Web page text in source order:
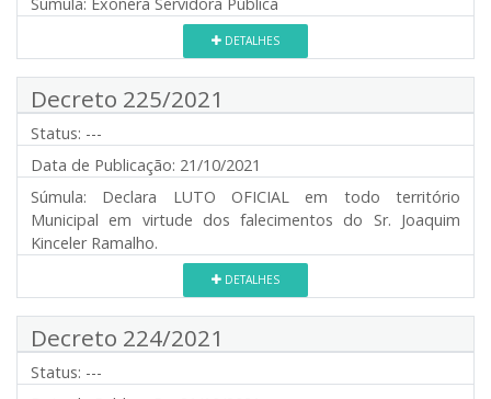
DETALHES
Decreto 225/2021
Status: ---
Data de Publicação: 21/10/2021
Súmula: Declara LUTO OFICIAL em todo território
Municipal em virtude dos falecimentos do Sr. Joaquim
Kinceler Ramalho.
DETALHES
Decreto 224/2021
Status: ---